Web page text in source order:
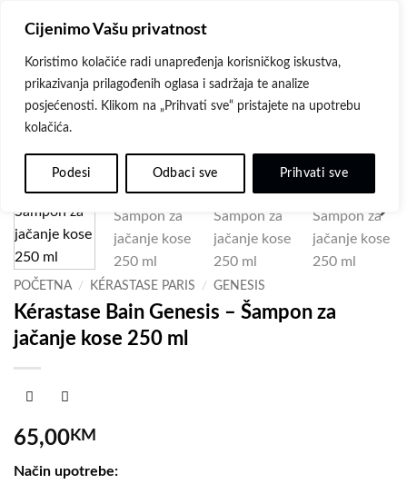
Cijenimo Vašu privatnost
Koristimo kolačiće radi unapređenja korisničkog iskustva,
prikazivanja prilagođenih oglasa i sadržaja te analize
posjećenosti. Klikom na „Prihvati sve“ pristajete na upotrebu
kolačića.
Podesi Odbaci sve Prihvati sve
content
Dodaj
listu
POČETNA / KÉRASTASE PARIS / GENESIS
Kérastase Bain Genesis – Šampon za
jačanje kose 250 ml
65,00KM
Način upotrebe: